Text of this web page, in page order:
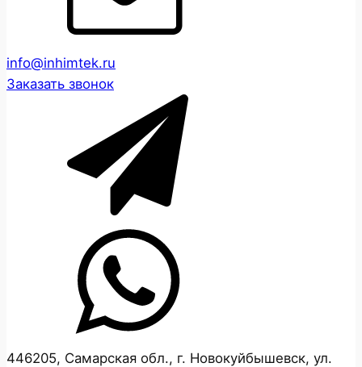
info@inhimtek.ru
Заказать звонок
446205, Самарская обл., г. Новокуйбышевск, ул.